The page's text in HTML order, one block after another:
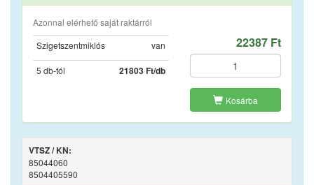
Azonnal elérhető saját raktárról
Szigetszentmiklós
van
5 db-tól 21803 Ft/db
22387 Ft
Kosárba
VTSZ / KN:
85044060
8504405590